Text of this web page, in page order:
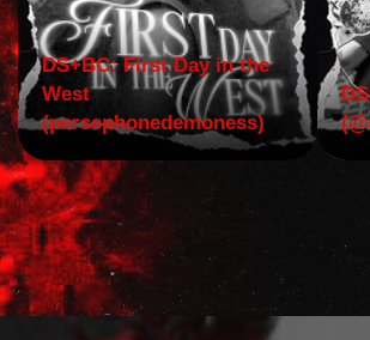
DS+BC: First Day in the
West
(persephonedemoness)